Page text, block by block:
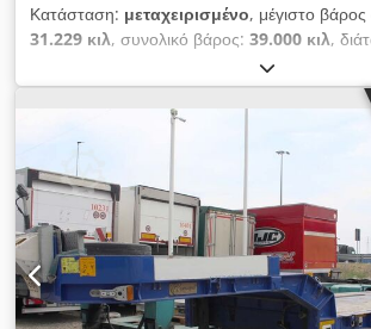
Κατάσταση: μεταχειρισμένο, μέγιστο
31.229 κιλ, συνολικό βάρος: 39.000 κιλ,
01/2021
έλεγχος (TÜV):02/2027, όγκος χώρου
, Λόγω του τεράστιου
ηλεκτρονικού ταχυδρομείου που
(phishing) και ανεπιθύμητης αλληλογραφίας
που υποβάλλονται μέσω ηλεκτρονικού
διεκπεραιώνονται μόνο εφόσον
ΑΡΙΘΜΟΣ ΤΗΛΕΦΩΝΟΥ σας! Δυστυχώς, δεν
διεκπεραιώσουμε αιτήματα που
ηλεκτρονικού ταχυδρομείου και δεν
τηλεφώνου! Σας ευχαριστούμε για την